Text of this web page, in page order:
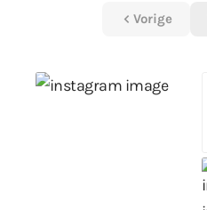
Vorige